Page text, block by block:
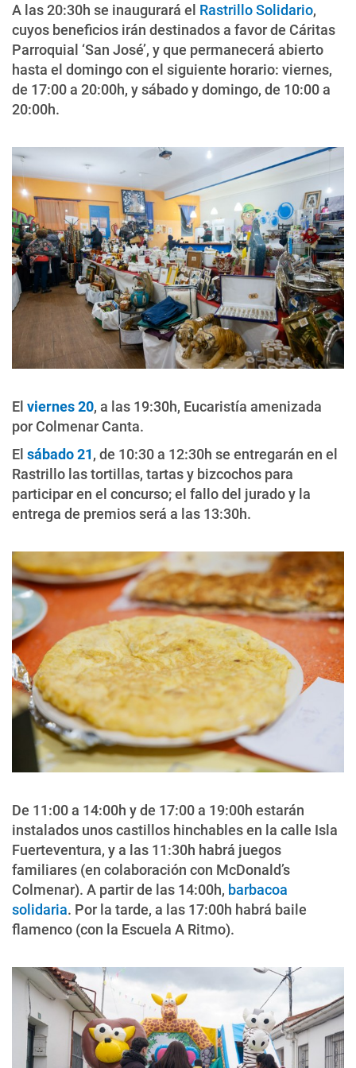
A las 20:30h se inaugurará el Rastrillo Solidario,
cuyos beneficios irán destinados a favor de Cáritas
Parroquial ‘San José’, y que permanecerá abierto
hasta el domingo con el siguiente horario: viernes,
de 17:00 a 20:00h, y sábado y domingo, de 10:00 a
20:00h.
El viernes 20, a las 19:30h, Eucaristía amenizada
por Colmenar Canta.
El sábado 21, de 10:30 a 12:30h se entregarán en el
Rastrillo las tortillas, tartas y bizcochos para
participar en el concurso; el fallo del jurado y la
entrega de premios será a las 13:30h.
De 11:00 a 14:00h y de 17:00 a 19:00h estarán
instalados unos castillos hinchables en la calle Isla
Fuerteventura, y a las 11:30h habrá juegos
familiares (en colaboración con McDonald’s
Colmenar). A partir de las 14:00h, barbacoa
solidaria. Por la tarde, a las 17:00h habrá baile
flamenco (con la Escuela A Ritmo).